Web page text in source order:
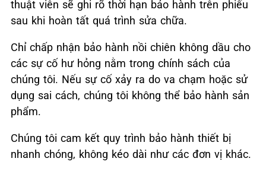
thuật viên sẽ ghi rõ thời hạn bảo hành trên phiếu
sau khi hoàn tất quá trình sửa chữa.
Chỉ chấp nhận bảo hành nồi chiên không dầu cho
các sự cố hư hỏng nằm trong chính sách của
chúng tôi. Nếu sự cố xảy ra do va chạm hoặc sử
dụng sai cách, chúng tôi không thể bảo hành sản
phẩm.
Chúng tôi cam kết quy trình bảo hành thiết bị
nhanh chóng, không kéo dài như các đơn vị khác.